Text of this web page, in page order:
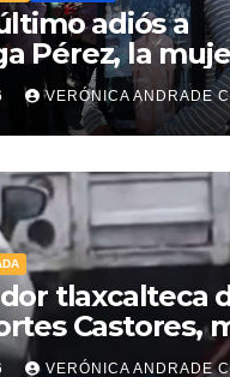
adiós a
Pérez, la
asesinada
en Amozoc
VERÓNICA ANDRADE
tlaxcalteca
Castores,
por azulejos
VERÓNICA ANDRADE